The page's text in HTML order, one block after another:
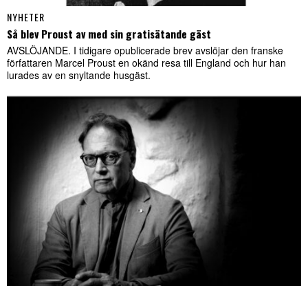
NYHETER
Så blev Proust av med sin gratisätande gäst
AVSLÖJANDE. I tidigare opublicerade brev avslöjar den franske
författaren Marcel Proust en okänd resa till England och hur han
lurades av en snyltande husgäst.